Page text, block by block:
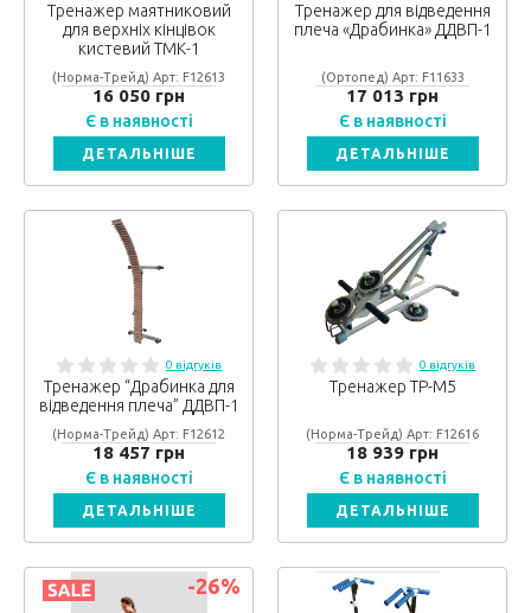
Тренажер маятниковий
для верхніх кінцівок
кистевий ТМК-1
(Норма-Трейд) Арт: F12613
16 050 грн
Є в наявності
ДЕТАЛЬНІШЕ
Тренажер для відведення
плеча «Драбинка» ДДВП-1
(Ортопед) Арт: F11633
17 013 грн
Є в наявності
ДЕТАЛЬНІШЕ
0 відгуків
Тренажер “Драбинка для
відведення плеча” ДДВП-1
(Норма-Трейд) Арт: F12612
18 457 грн
Є в наявності
ДЕТАЛЬНІШЕ
0 відгуків
Тренажер ТР-М5
(Норма-Трейд) Арт: F12616
18 939 грн
Є в наявності
ДЕТАЛЬНІШЕ
-26%